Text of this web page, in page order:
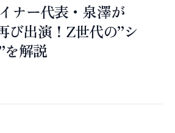
ナー代表・泉澤が
び出演！Z世代の”シ
を解説